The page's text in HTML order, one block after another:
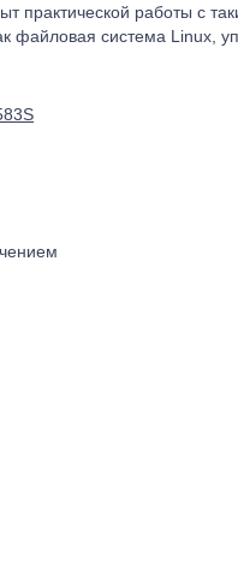
практической работы с
файловая система Linux,